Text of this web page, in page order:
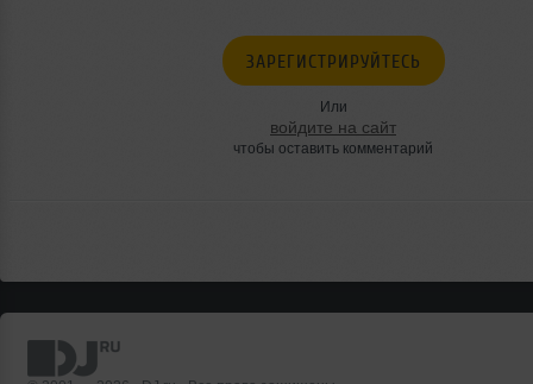
ЗАРЕГИСТРИРУЙТЕСЬ
Или
войдите на сайт
чтобы оставить комментарий